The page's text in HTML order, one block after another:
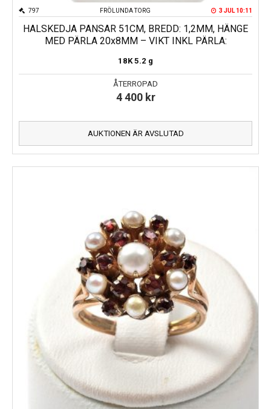
FRÖLUNDA TORG
797 3 JUL 10:11
HALSKEDJA PANSAR 51CM, BREDD: 1,2MM, HÄNGE
MED PÄRLA 20x8MM – VIKT INKL PÄRLA:
18K 5.2 g
ÅTERROPAD
4 400 kr
AUKTIONEN ÄR AVSLUTAD